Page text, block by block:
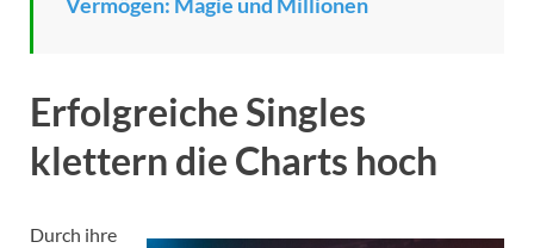
Erfolgreiche Singles
klettern die Charts hoch
Durch ihre